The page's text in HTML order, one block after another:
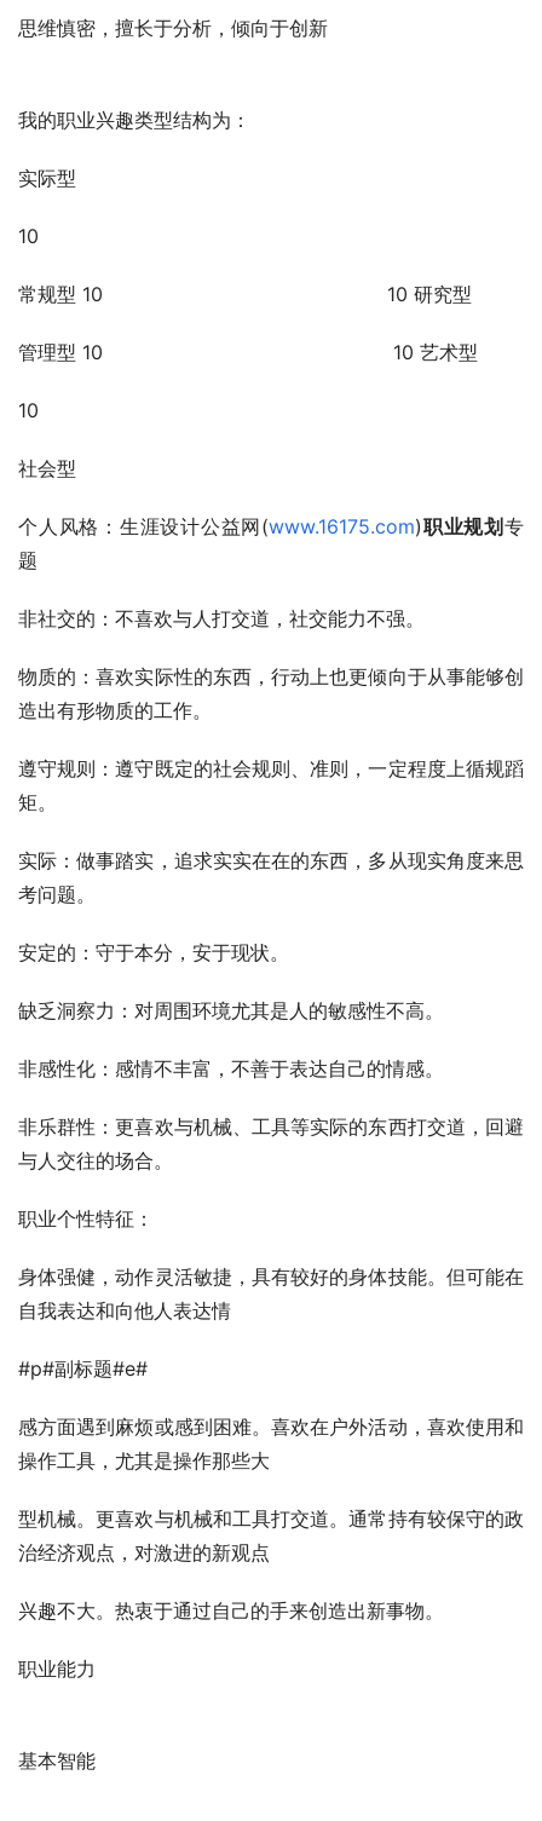
思维慎密，擅长于分析，倾向于创新
我的职业兴趣类型结构为：
实际型
10
常规型 10                                               10 研究型
管理型 10                                                10 艺术型
10
社会型
个人风格：生涯设计公益网(www.16175.com)职业规划专
题
非社交的：不喜欢与人打交道，社交能力不强。
物质的：喜欢实际性的东西，行动上也更倾向于从事能够创
造出有形物质的工作。
遵守规则：遵守既定的社会规则、准则，一定程度上循规蹈
矩。
实际：做事踏实，追求实实在在的东西，多从现实角度来思
考问题。
安定的：守于本分，安于现状。
缺乏洞察力：对周围环境尤其是人的敏感性不高。
非感性化：感情不丰富，不善于表达自己的情感。
非乐群性：更喜欢与机械、工具等实际的东西打交道，回避
与人交往的场合。
职业个性特征：
身体强健，动作灵活敏捷，具有较好的身体技能。但可能在
自我表达和向他人表达情
#p#副标题#e#
感方面遇到麻烦或感到困难。喜欢在户外活动，喜欢使用和
操作工具，尤其是操作那些大
型机械。更喜欢与机械和工具打交道。通常持有较保守的政
治经济观点，对激进的新观点
兴趣不大。热衷于通过自己的手来创造出新事物。
职业能力
基本智能